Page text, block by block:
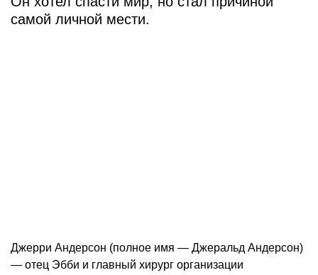
самой личной мести.
Джерри Андерсон (полное имя — Джеральд Андерсон)
— отец Эбби и главный хирург организации